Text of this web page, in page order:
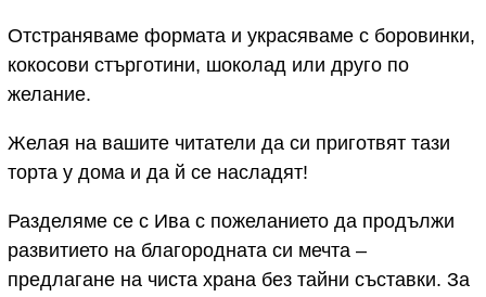
Отстраняваме формата и украсяваме с боровинки,
кокосови стърготини, шоколад или друго по
желание.
Желая на вашите читатели да си приготвят тази
торта у дома и да й се насладят!
Разделяме се с Ива с пожеланието да продължи
развитието на благородната си мечта –
предлагане на чиста храна без тайни съставки. За